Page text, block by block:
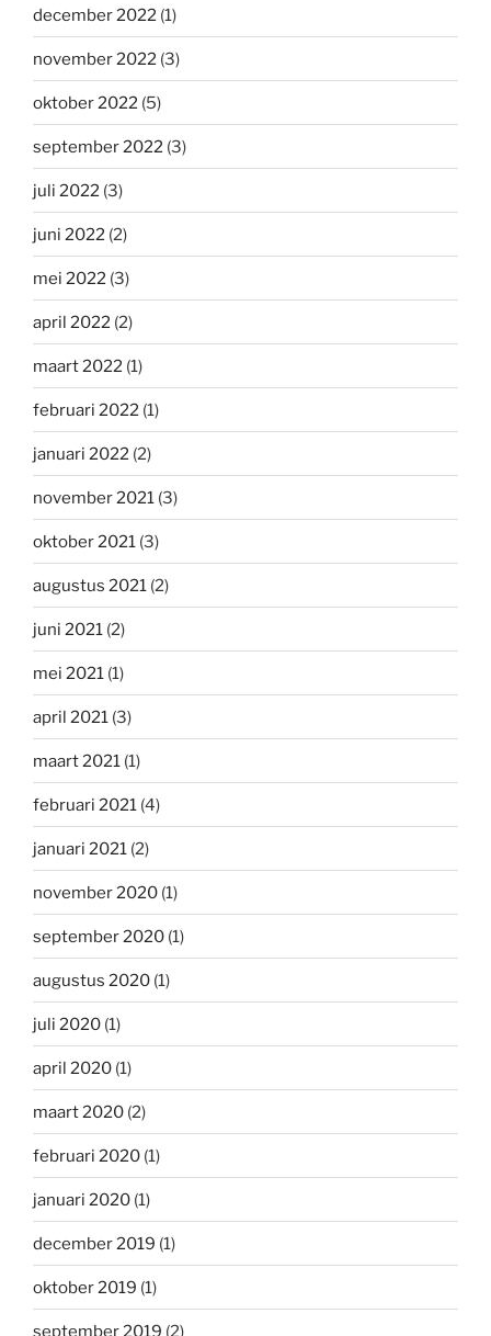
december 2022 (1)
november 2022 (3)
oktober 2022 (5)
september 2022 (3)
juli 2022 (3)
juni 2022 (2)
mei 2022 (3)
april 2022 (2)
maart 2022 (1)
februari 2022 (1)
januari 2022 (2)
november 2021 (3)
oktober 2021 (3)
augustus 2021 (2)
juni 2021 (2)
mei 2021 (1)
april 2021 (3)
maart 2021 (1)
februari 2021 (4)
januari 2021 (2)
november 2020 (1)
september 2020 (1)
augustus 2020 (1)
juli 2020 (1)
april 2020 (1)
maart 2020 (2)
februari 2020 (1)
januari 2020 (1)
december 2019 (1)
oktober 2019 (1)
september 2019 (2)